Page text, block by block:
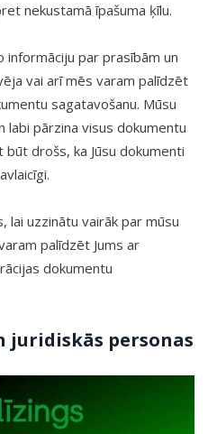
nekustamā īpašuma ķīlu.
informāciju par prasībām un
vai arī mēs varam palīdzēt
sagatavošanu. Mūsu
labi pārzina visus dokumentu
būt drošs, ka Jūsu dokumenti
lai uzzinātu vairāk par mūsu
palīdzēt Jums ar
dokumentu
juridiskās personas